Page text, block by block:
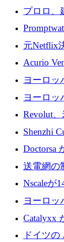
のインテ
ユーロを
プロロ、
ンドを調
適化プラ
万ユーロ
元Netflix
ラットフ
万ユーロ
Acurio
流動性を
ファン
ヨーロッ
ングは、
ヨーロッ
ユーロを
Revolut
国の社長
Shenzhi
産業実装
Doctorsa
ラットフ
ロを調達
送電網の
Envision
Nscaleが
億1,100
ヨーロッ
が過去2
Catalyxx
から
ドイツの